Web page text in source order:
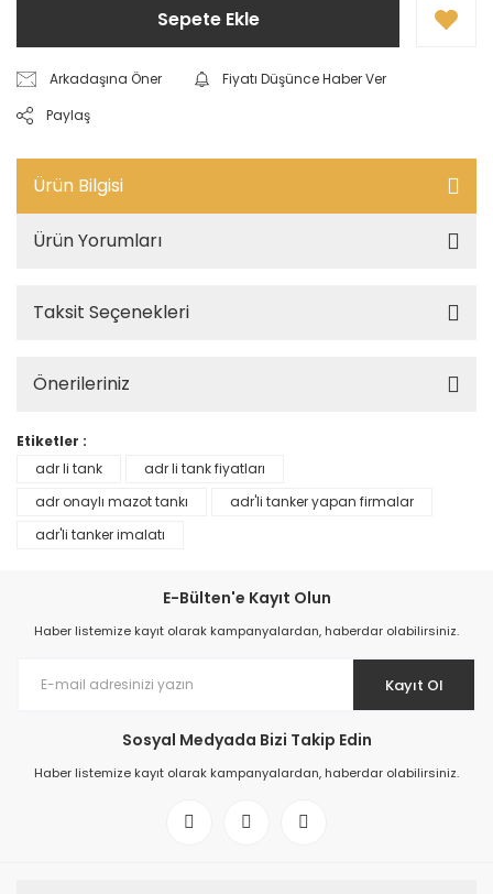
Sepete Ekle
Arkadaşına Öner
Fiyatı Düşünce Haber Ver
Paylaş
Ürün Bilgisi
Ürün Yorumları
Taksit Seçenekleri
Önerileriniz
Etiketler :
adr li tank
adr li tank fiyatları
adr onaylı mazot tankı
adr'li tanker yapan firmalar
adr'li tanker imalatı
E-Bülten'e Kayıt Olun
Haber listemize kayıt olarak kampanyalardan, haberdar olabilirsiniz.
Kayıt Ol
Sosyal Medyada Bizi Takip Edin
Haber listemize kayıt olarak kampanyalardan, haberdar olabilirsiniz.